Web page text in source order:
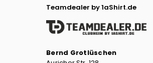
Teamdealer by 1aShirt.de
Bernd Grotlüschen